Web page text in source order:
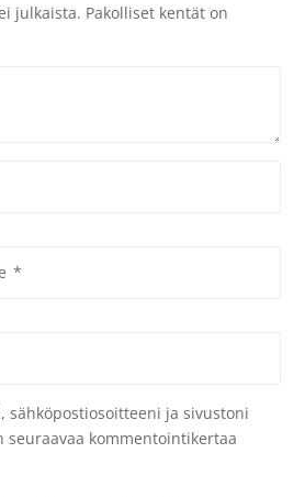
julkaista. Pakolliset kentät on
sähköpostiosoitteeni ja sivustoni
seuraavaa kommentointikertaa